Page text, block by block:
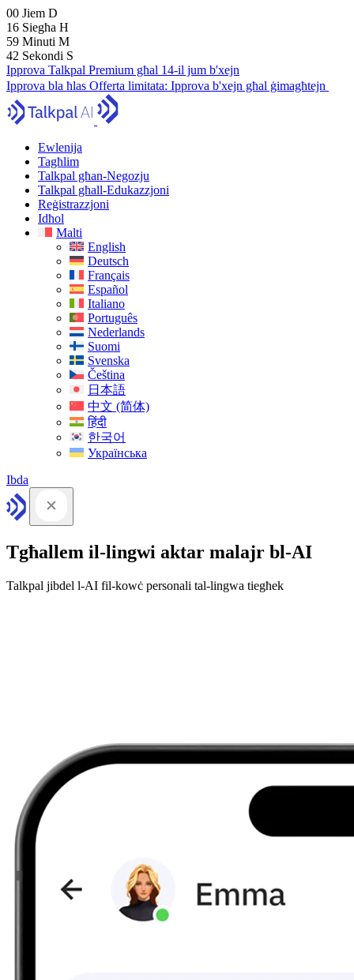
00 Jiem D
16 Siegħa H
59 Minuti M
41 Sekondi S
Ipprova Talkpal Premium għal 14-il jum b'xejn
Ipprova bla ħlas Offerta limitata: Ipprova b'xejn għal ġimagħtejn
Ewlenija
Tagħlim
Talkpal għan-Negozju
Talkpal għall-Edukazzjoni
Reġistrazzjoni
Idħol
Malti
English
Deutsch
Français
Español
Italiano
Português
Nederlands
Suomi
Svenska
Čeština
日本語
中文 (简体)
हिंदी
한국어
Українська
Ibda
Tgħallem il-lingwi aktar malajr bl-AI
Talkpal jibdel l-AI fil-kowċ personali tal-lingwa tiegħek